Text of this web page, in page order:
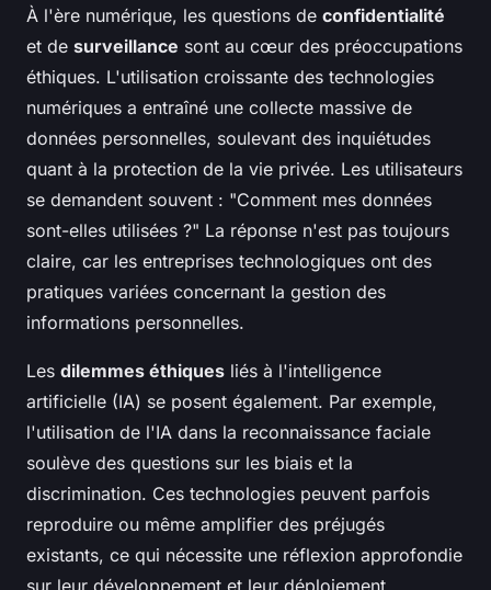
À l'ère numérique, les questions de confidentialité
et de surveillance sont au cœur des préoccupations
éthiques. L'utilisation croissante des technologies
numériques a entraîné une collecte massive de
données personnelles, soulevant des inquiétudes
quant à la protection de la vie privée. Les utilisateurs
se demandent souvent : "Comment mes données
sont-elles utilisées ?" La réponse n'est pas toujours
claire, car les entreprises technologiques ont des
pratiques variées concernant la gestion des
informations personnelles.
Les dilemmes éthiques liés à l'intelligence
artificielle (IA) se posent également. Par exemple,
l'utilisation de l'IA dans la reconnaissance faciale
soulève des questions sur les biais et la
discrimination. Ces technologies peuvent parfois
reproduire ou même amplifier des préjugés
existants, ce qui nécessite une réflexion approfondie